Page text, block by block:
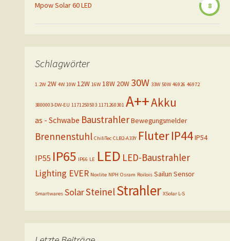
Mpow Solar 60 LED 8
Schlagwörter
1.2W 2W 4W 10W 12W 16W 18W 20W 30W 33W 50W 46926 46972
3800003-DW-EU 1171250503 1171260301 A++Akku
as - Schwabe BaustrahlerBewegungsmelder
Brennenstuhl ChiliTec CLB2-A33Y FluterIP44IP54
IP55 IP65 IP66 LE LED LED-Baustrahler
Lighting EVER Noxlite NPH Osram Roilois Sailun Sensor
Smartwares SolarSteinelStrahler XSolar L-S